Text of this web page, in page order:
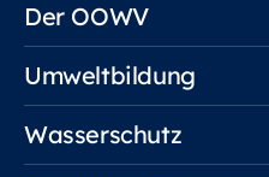
Der OOWV
Umweltbildung
Wasserschutz